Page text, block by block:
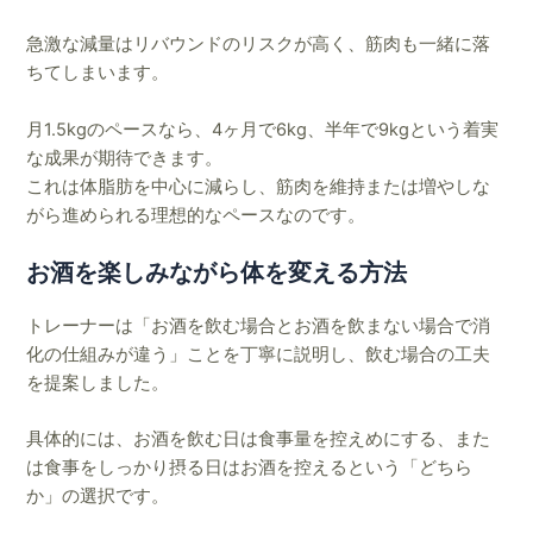
急激な減量はリバウンドのリスクが高く、筋肉も一緒に落
ちてしまいます。
月1.5kgのペースなら、4ヶ月で6kg、半年で9kgという着実
な成果が期待できます。
これは体脂肪を中心に減らし、筋肉を維持または増やしな
がら進められる理想的なペースなのです。
お酒を楽しみながら体を変える方法
トレーナーは「お酒を飲む場合とお酒を飲まない場合で消
化の仕組みが違う」ことを丁寧に説明し、飲む場合の工夫
を提案しました。
具体的には、お酒を飲む日は食事量を控えめにする、また
は食事をしっかり摂る日はお酒を控えるという「どちら
か」の選択です。